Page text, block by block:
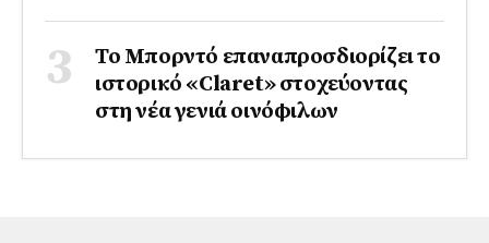
Το Μπορντό επαναπροσδιορίζει το
ιστορικό «Claret» στοχεύοντας
στη νέα γενιά οινόφιλων